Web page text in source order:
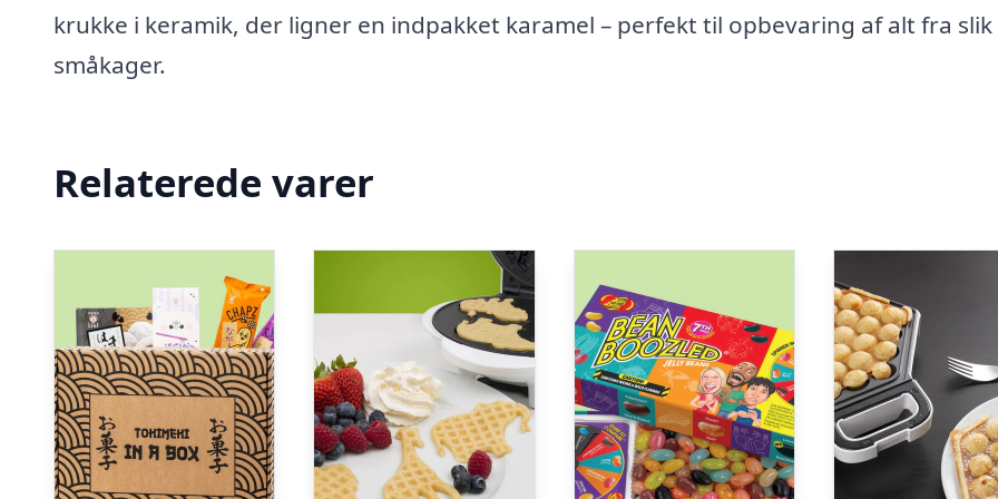
krukke i keramik, der ligner en indpakket karamel – perfekt til opbevaring af alt fra
småkager.
Relaterede varer